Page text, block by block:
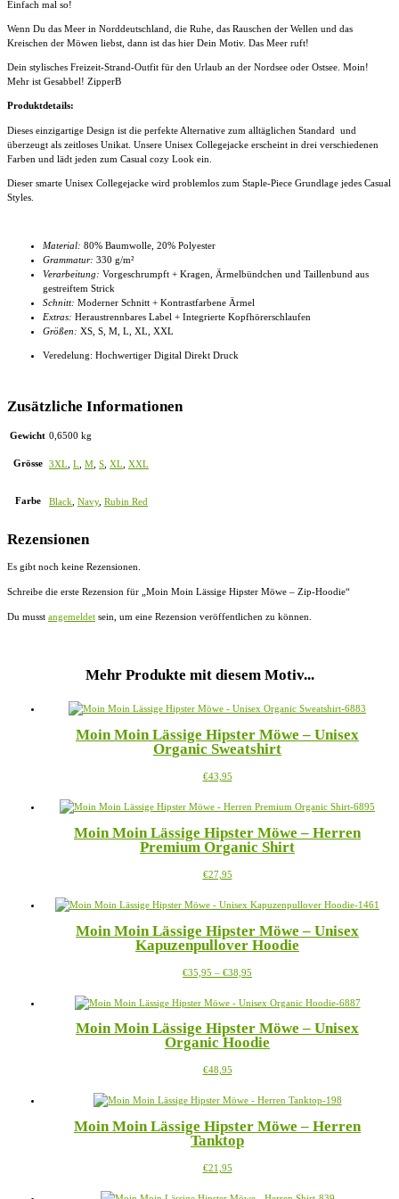
Einfach mal so!
Wenn Du das Meer in Norddeutschland, die Ruhe, das Rauschen der Wellen und das
Kreischen der Möwen liebst, dann ist das hier Dein Motiv. Das Meer ruft!
Dein stylisches Freizeit-Strand-Outfit für den Urlaub an der Nordsee oder Ostsee. Moin!
Mehr ist Gesabbel! ZipperB
Produktdetails:
Dieses einzigartige Design ist die perfekte Alternative zum alltäglichen Standard und
überzeugt als zeitloses Unikat. Unsere Unisex Collegejacke erscheint in drei verschiedenen
Farben und lädt jeden zum Casual cozy Look ein.
Dieser smarte Unisex Collegejacke wird problemlos zum Staple-Piece Grundlage jedes Casual
Styles.
Material: 80% Baumwolle, 20% Polyester
Grammatur: 330 g/m²
Verarbeitung: Vorgeschrumpft + Kragen, Ärmelbündchen und Taillenbund aus
gestreiftem Strick
Schnitt: Moderner Schnitt + Kontrastfarbene Ärmel
Extras: Heraustrennbares Label + Integrierte Kopfhörerschlaufen
Größen: XS, S, M, L, XL, XXL
Veredelung: Hochwertiger Digital Direkt Druck
Zusätzliche Informationen
Gewicht 0,6500 kg
Grösse 3XL L M S XL XXL
Farbe Black Navy, Rubin Red
Rezensionen
Es gibt noch keine Rezensionen.
Schreibe die erste Rezension für „Moin Moin Lässige Hipster Möwe – Zip-Hoodie“
Du musst angemeldet sein, um eine Rezension veröffentlichen zu können.
Mehr Produkte mit diesem Motiv...
Moin Moin Lässige Hipster Möwe – Unisex
Organic Sweatshirt
€43,95Dieses
weist
Varianten
auf.
Optionen
auf
Produktseite
gewählt
Moin Moin Lässige Hipster Möwe – Herren
Premium Organic Shirt
€27,95Dieses
weist
Varianten
auf.
Optionen
auf
Produktseite
gewählt
Moin Moin Lässige Hipster Möwe – Unisex
Kapuzenpullover Hoodie
€35,95 – €38,95
bis
weist
Varianten
auf.
auf
Produktseite
Moin Moin Lässige Hipster Möwe – Unisex
Organic Hoodie
€48,95Dieses
weist
Varianten
auf.
Optionen
Moin Moin Lässige Hipster Möwe – Herren
Tanktop
€21,95Dieses
weist